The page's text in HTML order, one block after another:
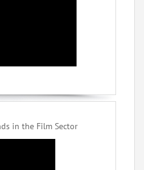
in the Film Sector